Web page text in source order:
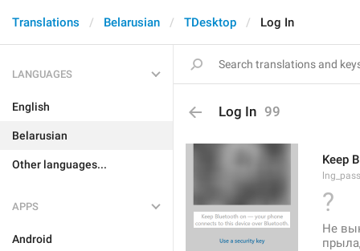
Translations Belarusian TDesktop Log In
LANGUAGES
English
Belarusian
Other languages...
APPS
Android
Log In 99
Keep
?
Не